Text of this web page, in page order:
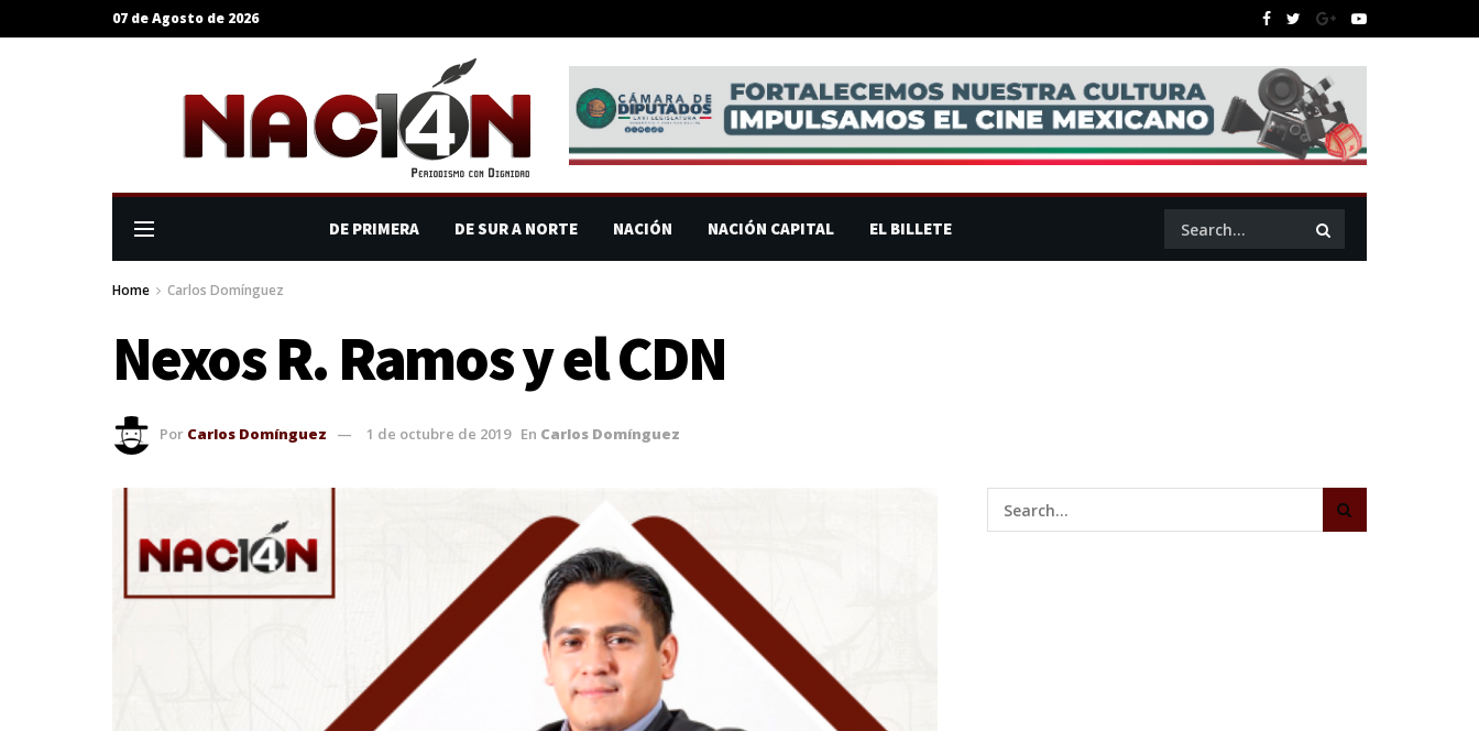
07 de Agosto de 2026
DE PRIMERA DE SUR A NORTE NACIÓN NACIÓN CAPITAL EL BILLETE
Home Carlos Domínguez
Nexos R. Ramos y el CDN
Por Carlos Domínguez 1 de octubre de 2019 En Carlos Domínguez